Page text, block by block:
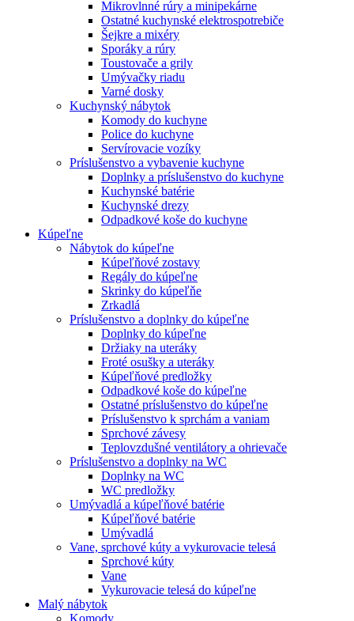
Mikrovlnné rúry a minipekárne
Ostatné kuchynské elektrospotrebiče
Šejkre a mixéry
Sporáky a rúry
Toustovače a grily
Umývačky riadu
Varné dosky
Kuchynský nábytok
Komody do kuchyne
Police do kuchyne
Servírovacie vozíky
Príslušenstvo a vybavenie kuchyne
Doplnky a príslušenstvo do kuchyne
Kuchynské batérie
Kuchynské drezy
Odpadkové koše do kuchyne
Kúpeľne
Nábytok do kúpeľne
Kúpeľňové zostavy
Regály do kúpeľne
Skrinky do kúpeľňe
Zrkadlá
Príslušenstvo a doplnky do kúpeľne
Doplnky do kúpeľne
Držiaky na uteráky
Froté osušky a uteráky
Kúpeľňové predložky
Odpadkové koše do kúpeľne
Ostatné príslušenstvo do kúpeľne
Príslušenstvo k sprchám a vaniam
Sprchové závesy
Teplovzdušné ventilátory a ohrievače
Príslušenstvo a doplnky na WC
Doplnky na WC
WC predložky
Umývadlá a kúpeľňové batérie
Kúpeľňové batérie
Umývadlá
Vane, sprchové kúty a vykurovacie telesá
Sprchové kúty
Vane
Vykurovacie telesá do kúpeľne
Malý nábytok
Komody